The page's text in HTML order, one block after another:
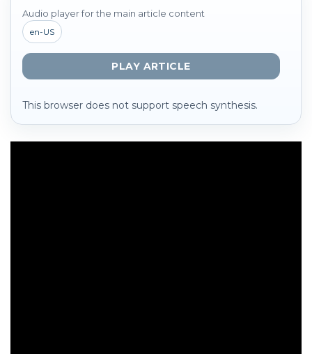
Audio player for the main article content
en-US
PLAY ARTICLE
This browser does not support speech synthesis.